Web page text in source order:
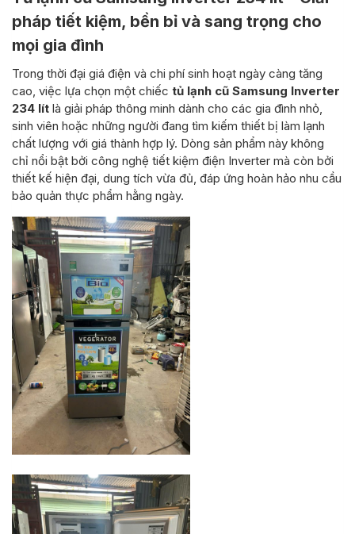
pháp tiết kiệm, bền bỉ và sang trọng cho
mọi gia đình
Trong thời đại giá điện và chi phí sinh hoạt ngày càng tăng
cao, việc lựa chọn một chiếc tủ lạnh cũ Samsung Inverter
234 lít là giải pháp thông minh dành cho các gia đình nhỏ,
sinh viên hoặc những người đang tìm kiếm thiết bị làm lạnh
chất lượng với giá thành hợp lý. Dòng sản phẩm này không
chỉ nổi bật bởi công nghệ tiết kiệm điện Inverter mà còn bởi
thiết kế hiện đại, dung tích vừa đủ, đáp ứng hoàn hảo nhu cầu
bảo quản thực phẩm hằng ngày.